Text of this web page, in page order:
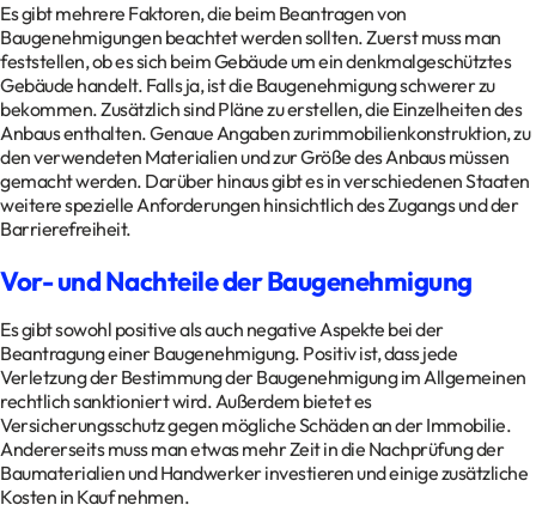
Es gibt mehrere Faktoren, die beim Beantragen von
Baugenehmigungen beachtet werden sollten. Zuerst muss man
feststellen, ob es sich beim Gebäude um ein denkmalgeschütztes
Gebäude handelt. Falls ja, ist die Baugenehmigung schwerer zu
bekommen. Zusätzlich sind Pläne zu erstellen, die Einzelheiten des
Anbaus enthalten. Genaue Angaben zurimmobilienkonstruktion, zu
den verwendeten Materialien und zur Größe des Anbaus müssen
gemacht werden. Darüber hinaus gibt es in verschiedenen Staaten
weitere spezielle Anforderungen hinsichtlich des Zugangs und der
Barrierefreiheit.
Vor- und Nachteile der Baugenehmigung
Es gibt sowohl positive als auch negative Aspekte bei der
Beantragung einer Baugenehmigung. Positiv ist, dass jede
Verletzung der Bestimmung der Baugenehmigung im Allgemeinen
rechtlich sanktioniert wird. Außerdem bietet es
Versicherungsschutz gegen mögliche Schäden an der Immobilie.
Andererseits muss man etwas mehr Zeit in die Nachprüfung der
Baumaterialien und Handwerker investieren und einige zusätzliche
Kosten in Kauf nehmen.